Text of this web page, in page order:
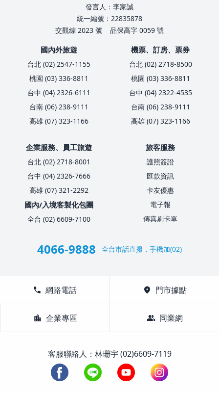
發言人：李家誠
統一編號：22835878
交觀綜 2023 號
品保高字 0059 號
國內外旅遊
台北 (02) 2547-1155
桃園 (03) 336-8811
台中 (04) 2326-6111
台南 (06) 238-9111
高雄 (07) 323-1166
機票、訂房、票券
台北 (02) 2718-8500
桃園 (03) 336-8811
台中 (04) 2322-4535
台南 (06) 238-9111
高雄 (07) 323-1166
企業服務、員工旅遊
台北 (02) 2718-8001
台中 (04) 2326-7666
高雄 (07) 321-2292
國內/入境客製化包團
全台 (02) 6609-7100
旅客服務
護照簽證
匯款資訊
卡友優惠
電子報
傳真刷卡單
4066-9888 全台市話直撥，手機加(02)
call 網路電話 location_on 門市據點
location_city 企業專區 group 同業網
客服聯絡人：林珊宇 (02)6609-7119